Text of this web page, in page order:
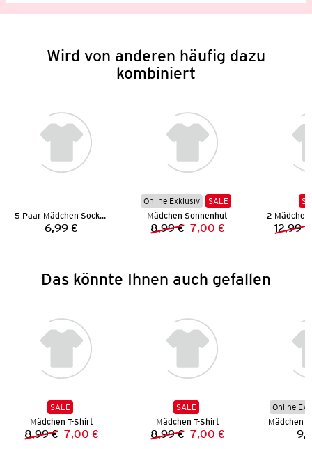
Wird von anderen häufig dazu
kombiniert
5 Paar Mädchen Socken
Preis:
6,99 €
Online Exklusiv
SALE
Mädchen Sonnenhut
Vorheriger Preis:
8,99 € Neuer Preis:
7,00 € 12,99 €
Das könnte Ihnen auch gefallen
SALE
Mädchen T-Shirt
Vorheriger Preis:
8,99 € Neuer Preis:
7,00 €
SALE
Mädchen T-Shirt
Vorheriger Preis:
8,99 € Neuer Preis:
7,00 €
Online
Mädchen